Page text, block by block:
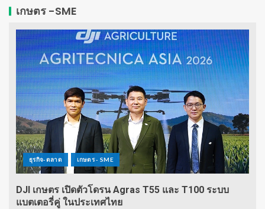
เกษตร -SME
ธุรกิจ-ตลาด เกษตร - SME
DJI เกษตร เปิดตัวโดรน Agras T55 และ T100 ระบบ
แบตเตอรี่คู่ ในประเทศไทย